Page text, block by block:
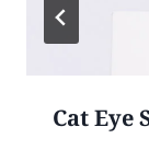
Cat Eye